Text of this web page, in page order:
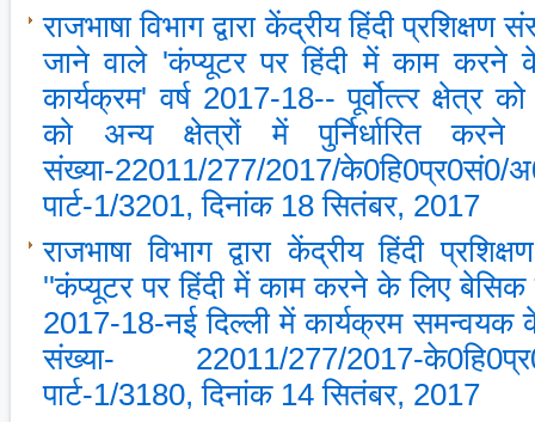
राजभाषा विभाग द्वारा केंद्रीय हिंदी
जाने वाले 'कंप्‍यूटर पर हिंदी में काम करने
कार्यक्रम' वर्ष 2017-18-- पूर्वोत्‍त्‍र क्षेत्र
को अन्‍य क्षेत्रों में पुर्निर्धारित
संख्‍या-22011/277/2017/के0हि0प्र0सं0/
पार्ट-1/3201, दिनांक 18 सितंबर, 2017
राजभाषा विभाग द्वारा केंद्रीय हिंदी
''कंप्‍यूटर पर हिंदी में काम करने के लिए बेसिक
2017-18-नई दिल्‍ली में कार्यक्रम समन्‍वयक
संख्‍या- 22011/277/2017-
पार्ट-1/3180, दिनांक 14 सितंबर, 2017